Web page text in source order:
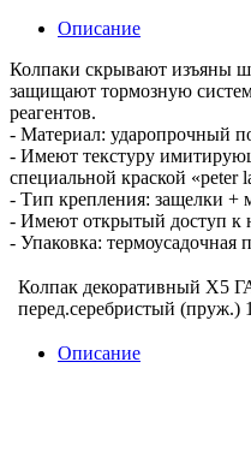
Описание
Колпаки скрывают изъяны
защищают тормозную
реагентов.
- Материал: ударопрочный
- Имеют текстуру
специальной краской «peter
- Тип крепления: защелки +
- Имеют открытый доступ к
- Упаковка: термоусадочная
Колпак декоративный X5
перед.серебристый (пруж.)
Описание